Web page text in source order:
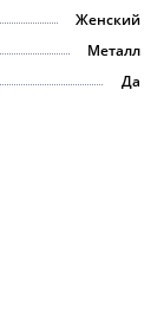
Женский
Металл
Да